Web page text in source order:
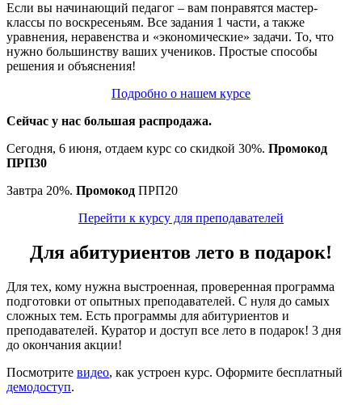
Если вы начинающий педагог – вам понравятся мастер-
классы по воскресеньям. Все задания 1 части, а также
уравнения, неравенства и «экономические» задачи. То, что
нужно большинству ваших учеников. Простые способы
решения и объяснения!
Подробно о нашем курсе
Сейчас у нас большая распродажа.
Сегодня, 6 июня, отдаем курс со скидкой 30%. Промокод
ПРП30
Завтра 20%. Промокод ПРП20
Перейти к курсу для преподавателей
Для абитуриентов лето в подарок!
Для тех, кому нужна выстроенная, проверенная программа
подготовки от опытных преподавателей. С нуля до самых
сложных тем. Есть программы для абитуриентов и
преподавателей. Куратор и доступ все лето в подарок! 3 дня
до окончания акции!
Посмотрите видео, как устроен курс. Оформите бесплатный
демодоступ.